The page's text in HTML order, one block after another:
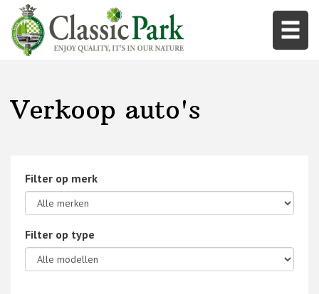
Verkoop auto's
Filter op merk
Filter op type